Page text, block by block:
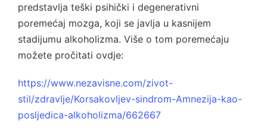
predstavlja teški psihički i degenerativni
poremećaj mozga, koji se javlja u kasnijem
stadijumu alkoholizma. Više o tom poremećaju
možete pročitati ovdje:
https://www.nezavisne.com/zivot-
stil/zdravlje/Korsakovljev-sindrom-Amnezija-kao-
posljedica-alkoholizma/662667